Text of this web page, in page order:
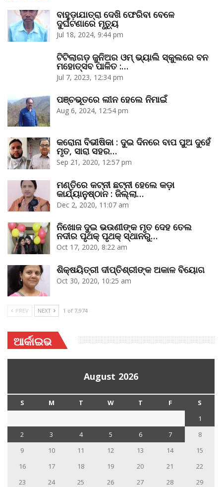
ବାହୁଡ଼ାଯାତ୍ରା ଦେଖି ଫେରିବା ବେଳେ
ଦୁର୍ଘଟଣାରେ ମୃତ୍ୟୁ
Jul 18, 2024, 9:44 pm
ଟିଟିଲାଗଡ଼ ଜୁନିଅର ଓମ୍‌ ଭ୍ୟାଲି ସ୍କୁଲରେ ବନ
ମହୋତ୍ସବ ପାଳିତ :…
Jul 7, 2023, 12:34 pm
ପଞ୍ଚଭୂତରେ ଲୀନ ହେଲେ ନିମାଇଁ
Aug 6, 2024, 12:54 pm
କରୋନା ବିଭୀଷିକା : ଦୁଇ ଦିନରେ ବାପ ପୁଅ ଦୁହେଁ
ମୃତ, ସାରା ସହର…
Sep 21, 2020, 12:57 pm
ମଣ୍ତିରେ କଟ୍‌ନୀ ଛଟ୍‌ନୀ ହେଲେ କଡ଼ା
କାର୍ଯ୍ୟାନୁଷ୍ଠାନ : ଜିଲ୍ଲା…
Dec 2, 2020, 11:07 am
ନିଖୋଜ ଦୁଇ ଭଉଣୀଙ୍କ ମୃତ ଦେହ ତେଲ
ନଦୀର ପୃଥକ୍‌ ପୃଥକ୍‌ ସ୍ଥାନରୁ…
Oct 17, 2020, 8:22 am
ଶିକ୍ଷୟିତ୍ରୀ ଦୀପ୍ତିଶ୍ରୀଙ୍କ ଅକାଳ ବିୟୋଗ
Oct 30, 2020, 10:25 am
PREV NEXT 1 of 7,974
ଆର୍କାଇଭ
August 2026
S M T W T F
S
1
2
3 4 5 6 7
8
9
10 11 12 13 14
15
16
17 18 19 20 21
22
23
24 25 26 27 28 29